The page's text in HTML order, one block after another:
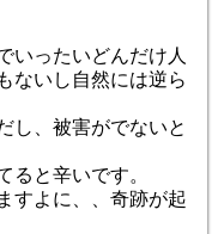
いったいどんだけ人
ないし自然には逆ら
し、被害がでないと
ると辛いです。
すよに、、奇跡が起